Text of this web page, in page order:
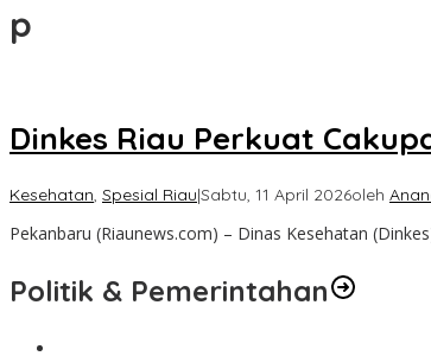
p
Dinkes Riau Perkuat
Kesehatan, Spesial Riau|Sabtu, 11 April 2026oleh
Pekanbaru (Riaunews.com) – Dinas Kesehatan
Politik & Pemerintahan